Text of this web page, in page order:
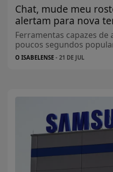
Chat, mude meu
alertam para nova
Ferramentas capazes
poucos segundos
O ISABELENSE - 21 DE JUL